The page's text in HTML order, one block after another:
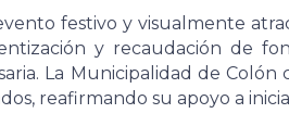
festivo y visualmente
y recaudación de
La Municipalidad de Colón
reafirmando su apoyo a